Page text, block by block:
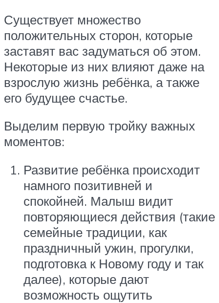
Существует множество
положительных сторон, которые
заставят вас задуматься об этом.
Некоторые из них влияют даже на
взрослую жизнь ребёнка, а также
его будущее счастье.
Выделим первую тройку важных
моментов:
Развитие ребёнка происходит
намного позитивней и
спокойней. Малыш видит
повторяющиеся действия (такие
семейные традиции, как
праздничный ужин, прогулки,
подготовка к Новому году и так
далее), которые дают
возможность ощутить